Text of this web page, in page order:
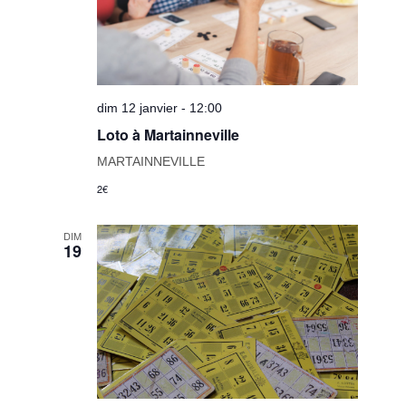
dim 12 janvier - 12:00
Loto à Martainneville
MARTAINNEVILLE
2€
DIM
19